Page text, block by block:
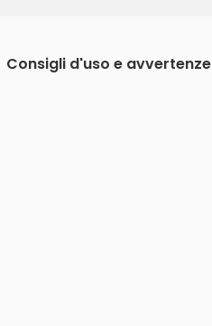
Consigli d'uso e avvertenze